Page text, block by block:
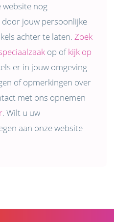
website nog
jouw persoonlijke
achter te laten. Zoek
op ofkijk op
er in jouw omgeving
of opmerkingen over
met ons opnemen
. Wilt u uw
aan onze website